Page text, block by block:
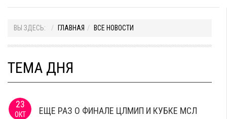
ВЫ ЗДЕСЬ: ГЛАВНАЯ ВСЕ НОВОСТИ
ТЕМА ДНЯ
23
ОКТ ЕЩЕ РАЗ О ФИНАЛЕ ЦЛМИП И КУБКЕ МСЛ